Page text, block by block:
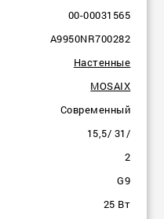
00-00031565
A9950NR700282
Настенные
MOSAIX
Современный
15,5/ 31/
2
G9
25 Вт